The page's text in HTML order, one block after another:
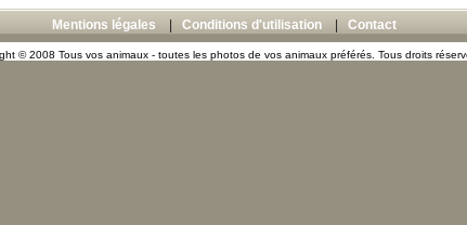
Mentions légales Conditions d'utilisation Contact
© 2008 Tous vos animaux - toutes les photos de vos animaux préférés. Tous droits